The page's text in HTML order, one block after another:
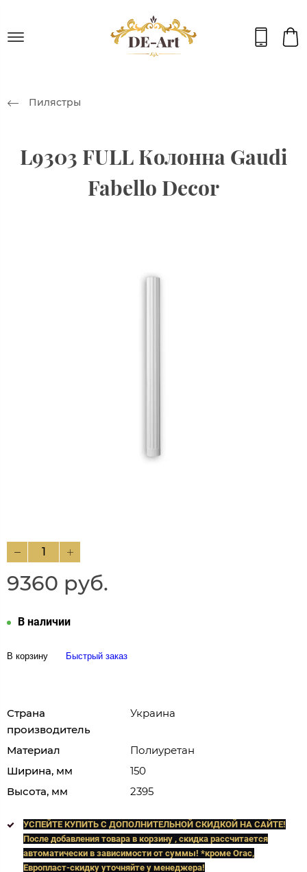
Пилястры
L9303 FULL Колонна Gaudi
Fabello Decor
9360 руб.
В наличии
В корзину Быстрый заказ
Страна
производитель
Украина
Материал
Полиуретан
Ширина, мм
150
Высота, мм
2395
УСПЕЙТЕ КУПИТЬ C ДОПОЛНИТЕЛЬНОЙ СКИДКОЙ НА САЙТЕ!
После добавления товара в корзину , скидка рассчитается
автоматически в зависимости от суммы! *кроме Orac,
Европласт-скидку уточняйте у менеджера!